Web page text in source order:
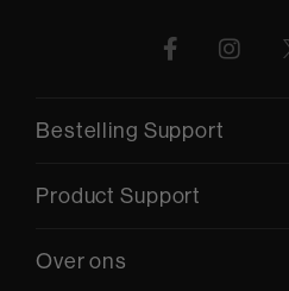
Bestelling Support
Product Support
Over ons